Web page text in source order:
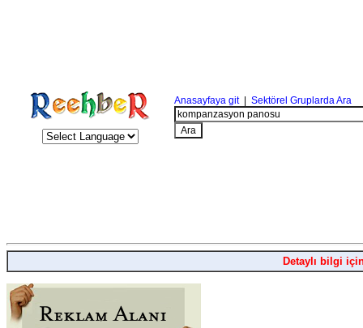
Anasayfaya git| Sektörel Gruplarda Ara
Detaylı bilgi